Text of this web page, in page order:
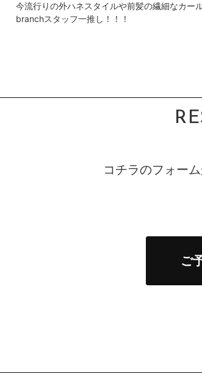
今流行りの外ハネスタイルや前髪の繊細なカー
branchスタッフ一推し！！！
コチラのフォー
ご